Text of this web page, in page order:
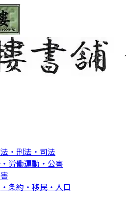
・刑法・司法
労働運動・公害
条約・移民・人口